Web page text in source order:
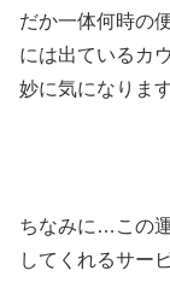
だか一体何時の
には出ているカ
妙に気になりま
ちなみに…この
してくれるサー